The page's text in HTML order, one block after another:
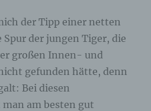
der Tipp einer netten
der jungen Tiger, die
großen Innen- und
gefunden hätte, denn
Bei diesen
am besten gut
auf der Internetseite des
wird ferner
Provider (ISP) der
IP-Adresse, das
der Registrierung
dieser Daten erfolgt